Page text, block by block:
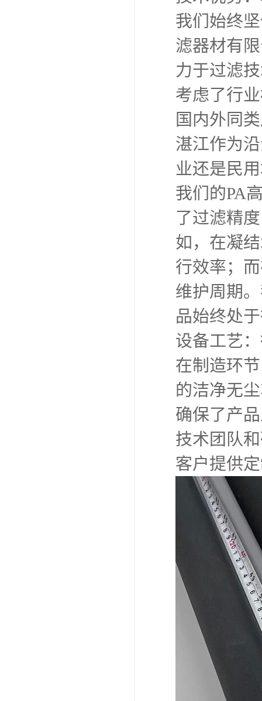
我们始终
滤器材有
力于过滤
考虑了行
国内外同
湛江作为
业还是民
我们的PA
了过滤精
如，在凝
行效率；
维护周期
品始终处
设备工艺
在制造环
的洁净无
确保了产
技术团队
客户提供